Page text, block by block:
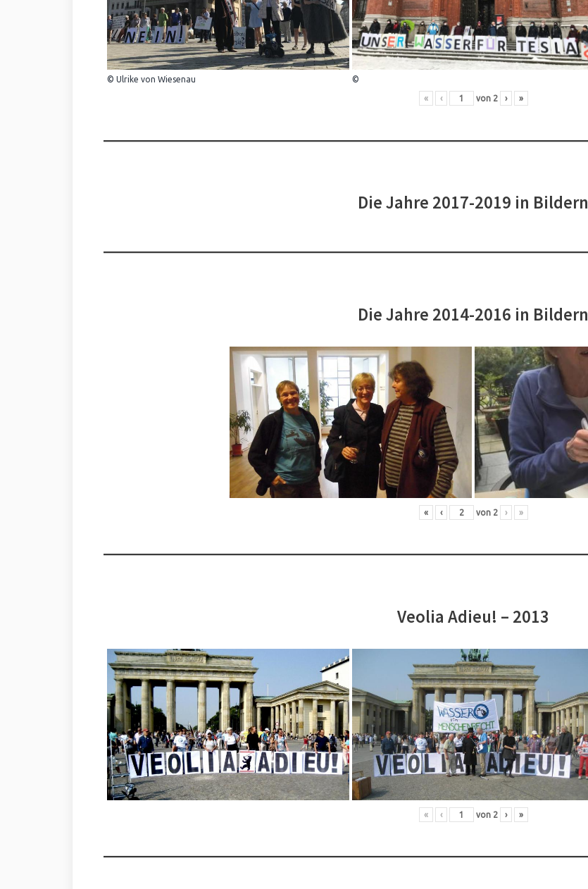
© Ulrike von Wiesenau ©
« ‹ von 2 › »
Die Jahre 2017-2019 in Bildern
Die Jahre 2014-2016 in Bildern
« ‹ von 2 › »
Veolia Adieu! – 2013
« ‹ von 2 › »